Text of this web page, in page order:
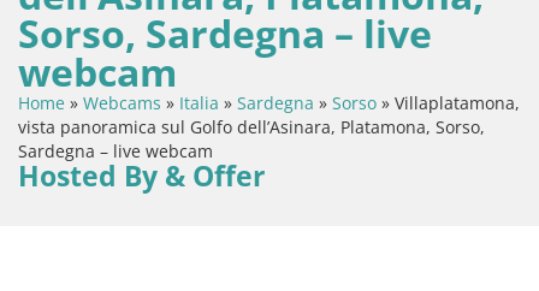
Sorso, Sardegna – live
webcam
Home » Webcams » Italia » Sardegna » Sorso » Villaplatamona,
vista panoramica sul Golfo dell’Asinara, Platamona, Sorso,
Sardegna – live webcam
Hosted By & Offer